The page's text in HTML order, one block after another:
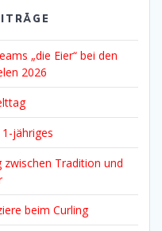
„die Eier“ bei den
2026
jähriges
zwischen Tradition und
beim Curling